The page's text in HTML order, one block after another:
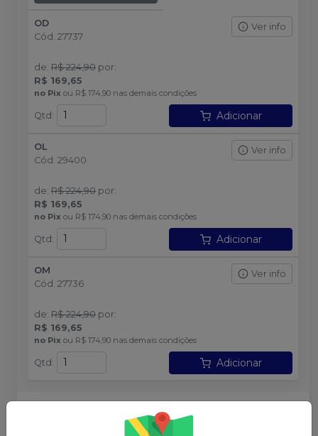
OD
Cód. 27737
Ver info
de: R$ 224,90 por:
R$ 169,65
no Pix ou R$ 174,90 nas demais condições
Qtd : Adicionar
OL
Cód. 29400
Ver info
de: R$ 224,90 por:
R$ 169,65
no Pix ou R$ 174,90 nas demais condições
Qtd : Adicionar
OM
Cód. 27736
Ver info
de: R$ 224,90 por:
R$ 169,65
no Pix ou R$ 174,90 nas demais condições
Qtd : Adicionar